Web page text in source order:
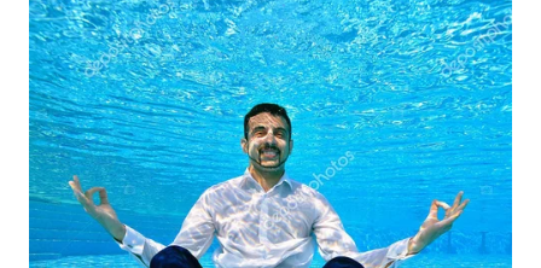
WN
MALUT
WN
DAIRI
WN
DANAU
TOBA